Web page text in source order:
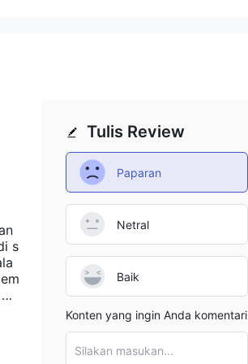
s
Tulis Review
Paparan
Netral
Baik
Konten yang ingin Anda komentari
Silakan masukan...